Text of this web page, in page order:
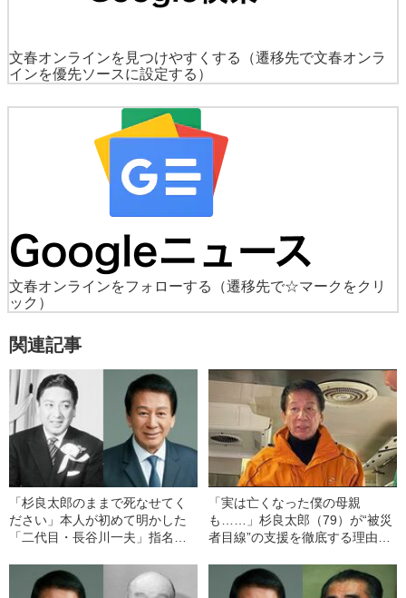
文春オンラインを見つけやすくする
（遷移先で文春オンラ
インを優先ソースに設定する）
文春オンラインをフォローする
（遷移先で☆マークをクリ
ック）
関連記事
「杉良太郎のままで死なせてく
ださい」本人が初めて明かした
「二代目・長谷川一夫」指名の
「実は亡くなった僕の母親
も……」杉良太郎（79）が“被災
者目線”の支援を徹底する理由